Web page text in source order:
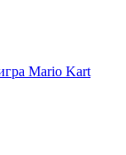
Mario Kart